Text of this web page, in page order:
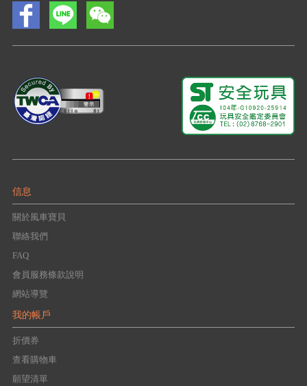
信息
關於風車寶貝
聯絡我們
FAQ
會員服務條款說明
網站導覽
我的帳戶
折價券
查看購物車
願望清單